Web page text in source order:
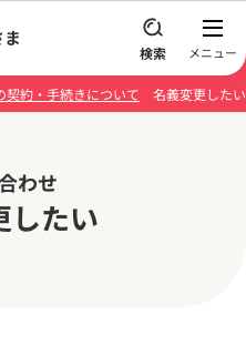
契約・手続きについて 名義変更したい
わせ
したい